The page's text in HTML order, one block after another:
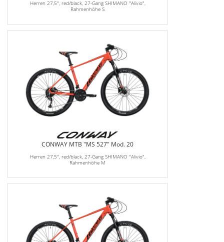
Herren 27,5", red/black, 27-Gang SHIMANO "Alivio",
Rahmenhöhe S
CONWAY MTB "MS 527" Mod. 20
Herren 27,5", red/black, 27-Gang SHIMANO "Alivio",
Rahmenhöhe M